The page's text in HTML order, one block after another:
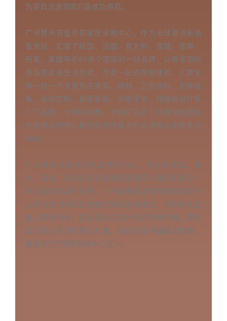
为家具流通领域的最成功典范。
广州琶洲吉盛伟邦家居采购中心，作为全球潮流新品
首发站，汇聚了德国、法国、意大利、挪威、瑞典、
丹麦、美国等近80多个国家的一线品牌，以畅享国际
高品质家居生活方式、尽享一站式购物体验，汇聚全
球一线一千多家知名家具、建材、卫浴涂料、瓷砖岩
板、全屋定制、智能家居、全屋家电、软硬装设计等
工厂品牌。“全球好家居，羊城好生活”广州琶洲吉盛伟
邦家居采购中心是目前规模最大的全球精品家居生活
Mall。
广州番禺吉盛伟邦家居博览中心，作为集家具、建
材、家电、家饰品及全屋智能家居等以休闲购物于一
体的创新家居生态圈，广州番禺吉盛伟邦家居博览中
心作为首创体验式购物的家居消费模式，将园林生态
融入购物环境，配合高尚生态休闲式购物环境，尊享
国际前沿生活时尚与文化。是目前南中国最具规模，
最具活力的家居购物中心之一。